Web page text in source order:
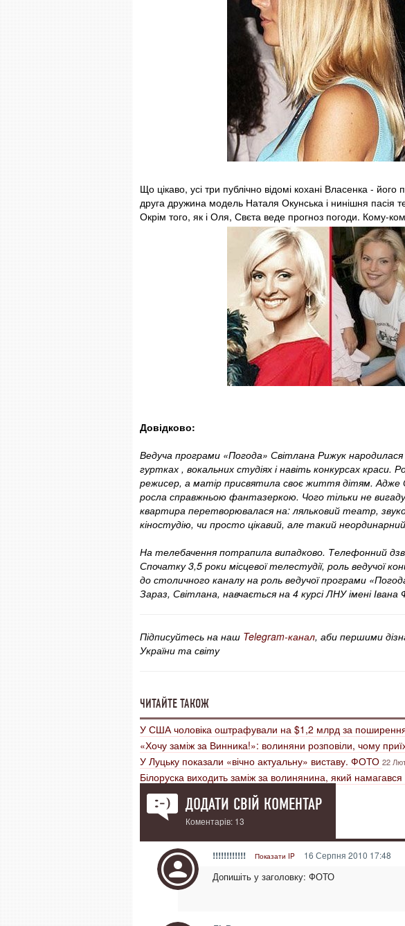
Що цікаво, усі три публічно відомі кохані Власенка -
друга дружина модель Наталя Окунська і нинішня пасія
Окрім того, як і Оля, Свєта веде прогноз погоди. Кому-
Довідково:
Ведуча програми «Погода» Світлана Рижук народилася
гуртках , вокальних студіях і навіть конкурсах краси.
режисер, а матір присвятила своє життя дітям.
росла справжньою фантазеркою. Чого тільки не
квартира перетворювалася на: ляльковий театр,
кіностудію, чи просто цікавий, але такий
На телебачення потрапила випадково. Телефонний
Спочатку 3,5 роки місцевої телестудії, роль ведучої
до столичного каналу на роль ведучої програми
Зараз, Світлана, навчається на 4 курсі ЛНУ імені Івана
Підписуйтесь на наш Telegram-канал, аби першими
України та світу
ЧИТАЙТЕ ТАКОЖ
У США чоловіка оштрафували на $1,2 млрд за
«Хочу заміж за Винника!»: волиняни розповіли, чому
У Луцьку показали «вічно актуальну» виставу. ФОТО 22
Білоруска виходить заміж за волинянина, який намагався
ДОДАТИ СВІЙ КОМЕНТАР
Коментарів: 13
!!!!!!!!!!!! Показати IP 16 Серпня 2010 17:48
Допишіть у заголовку: ФОТО